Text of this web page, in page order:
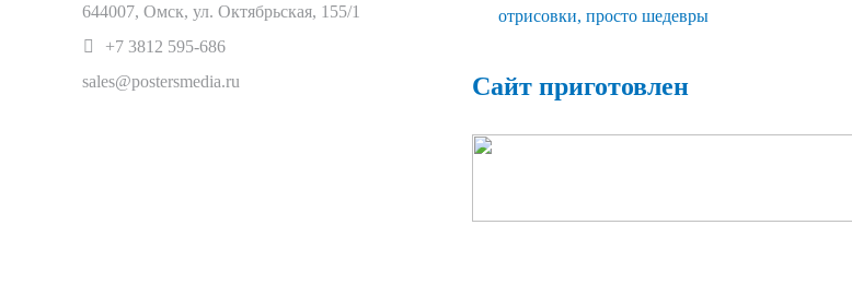
644007, Омск, ул. Октябрьская, 155/1
+7 3812 595-686
sales@postersmedia.ru
отрисовки, просто шедевры
Сайт приготовлен